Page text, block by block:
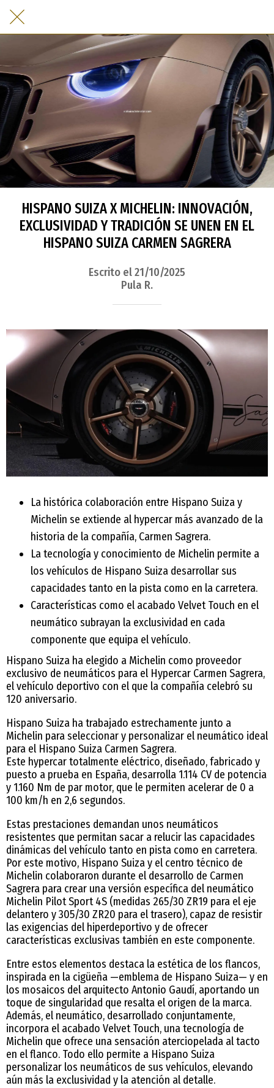
HISPANO SUIZA X MICHELIN: INNOVACIÓN,
EXCLUSIVIDAD Y TRADICIÓN SE UNEN EN EL
HISPANO SUIZA CARMEN SAGRERA
Escrito el 21/10/2025
Pula R.
La histórica colaboración entre Hispano Suiza y
Michelin se extiende al hypercar más avanzado de la
historia de la compañía, Carmen Sagrera.
La tecnología y conocimiento de Michelin permite a
los vehículos de Hispano Suiza desarrollar sus
capacidades tanto en la pista como en la carretera.
Características como el acabado Velvet Touch en el
neumático subrayan la exclusividad en cada
componente que equipa el vehículo.
Hispano Suiza ha elegido a Michelin como proveedor
exclusivo de neumáticos para el Hypercar Carmen Sagrera,
el vehículo deportivo con el que la compañía celebró su
120 aniversario.
Hispano Suiza ha trabajado estrechamente junto a
Michelin para seleccionar y personalizar el neumático ideal
para el Hispano Suiza Carmen Sagrera.
Este hypercar totalmente eléctrico, diseñado, fabricado y
puesto a prueba en España, desarrolla 1.114 CV de potencia
y 1.160 Nm de par motor, que le permiten acelerar de 0 a
100 km/h en 2,6 segundos.
Estas prestaciones demandan unos neumáticos
resistentes que permitan sacar a relucir las capacidades
dinámicas del vehículo tanto en pista como en carretera.
Por este motivo, Hispano Suiza y el centro técnico de
Michelin colaboraron durante el desarrollo de Carmen
Sagrera para crear una versión específica del neumático
Michelin Pilot Sport 4S (medidas 265/30 ZR19 para el eje
delantero y 305/30 ZR20 para el trasero), capaz de resistir
las exigencias del hiperdeportivo y de ofrecer
características exclusivas también en este componente.
Entre estos elementos destaca la estética de los flancos,
inspirada en la cigüeña —emblema de Hispano Suiza— y en
los mosaicos del arquitecto Antonio Gaudí, aportando un
toque de singularidad que resalta el origen de la marca.
Además, el neumático, desarrollado conjuntamente,
incorpora el acabado Velvet Touch, una tecnología de
Michelin que ofrece una sensación aterciopelada al tacto
en el flanco. Todo ello permite a Hispano Suiza
personalizar los neumáticos de sus vehículos, elevando
aún más la exclusividad y la atención al detalle.